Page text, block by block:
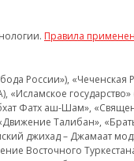
Правила
России»), «Чеченская
Фатх аш-Шам»,
Талибан»,
джихад – Джамаат
Восточного